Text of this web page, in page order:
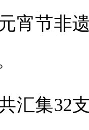
元宵节非
集32支